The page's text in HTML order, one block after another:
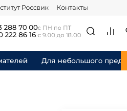
Россвик Контакты
288 70 00
222 86 16
с ПН по ПТ
с 9.00 до 18.00
Для небольшого